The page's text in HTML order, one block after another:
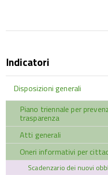
Indicatori
Disposizioni generali
Piano triennale per
trasparenza
Atti generali
Oneri informativi per
Scadenzario dei nuovi